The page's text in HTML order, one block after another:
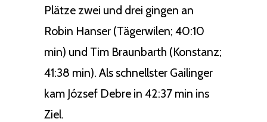
Plätze zwei und drei gingen an
Robin Hanser (Tägerwilen; 40:10
min) und Tim Braunbarth (Konstanz;
41:38 min). Als schnellster Gailinger
kam József Debre in 42:37 min ins
Ziel.